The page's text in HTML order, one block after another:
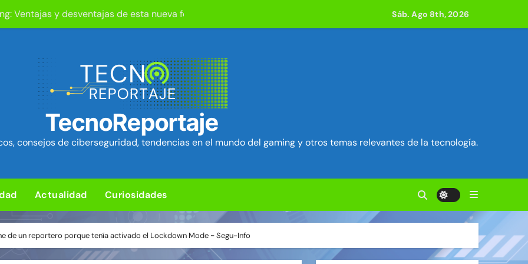
Ventajas y desventajas de esta nueva forma de jugar
para subir un kit de herramientas de post-explotación a Oracle
en el kernel de Linux (OVSwrap) con exploit activo afecta 800 compilaciones
ya está disponible: Game Freak presenta su nuevo RPG de acción
Security Project ~ Segu-Info
para sorprender con pocos ingredientes
ciberataques que interrumpen los servicios de agua en Estados Unidos ~ Segu-Info
de tu bandeja de entrada
Sáb. Ago 8th, 2026
TecnoReportaje
consejos de ciberseguridad, tendencias en el mundo del gaming y otros temas relevantes de la tecnología.
Actualidad Curiosidades
de un reportero porque tenía activado el Lockdown Mode ~ Segu-Info